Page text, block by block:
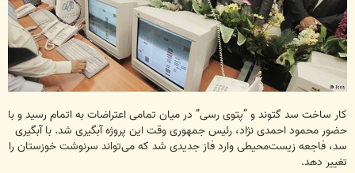
کار ساخت سد گتوند و “پتوی رسی” در میان تمامی اعتراضات به اتمام رسید و با
حضور محمود احمدی نژاد، رئیس جمهوری وقت این پروژه آبگیری شد. با آبگیری
سد، فاجعه زیست‌محیطی وارد فاز جدیدی شد که می‌تواند سرنوشت خوزستان را
تغییر دهد.